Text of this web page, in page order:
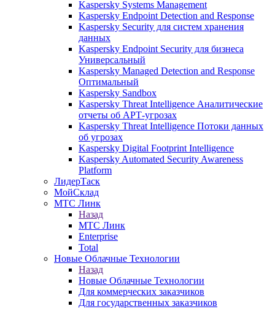
Kaspersky Systems Management
Kaspersky Endpoint Detection and Response
Kaspersky Security для систем хранения
данных
Kaspersky Endpoint Security для бизнеса
Универсальный
Kaspersky Managed Detection and Response
Оптимальный
Kaspersky Sandbox
Kaspersky Threat Intelligence Аналитические
отчеты об АРТ-угрозах
Kaspersky Threat Intelligence Потоки данных
об угрозах
Kaspersky Digital Footprint Intelligence
Kaspersky Automated Security Awareness
Platform
ЛидерТаск
МойСклад
МТС Линк
Назад
МТС Линк
Enterprise
Total
Новые Облачные Технологии
Назад
Новые Облачные Технологии
Для коммерческих заказчиков
Для государственных заказчиков